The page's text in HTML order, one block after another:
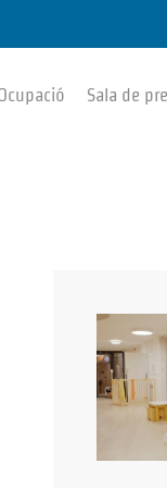
Sala de